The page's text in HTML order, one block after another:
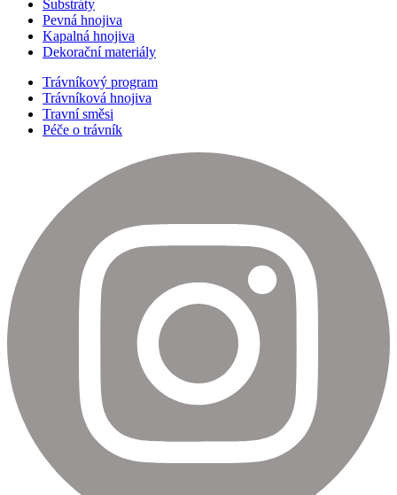
Substráty
Pevná hnojiva
Kapalná hnojiva
Dekorační materiály
Trávníkový program
Trávníková hnojiva
Travní směsi
Péče o trávník